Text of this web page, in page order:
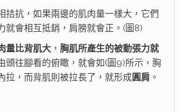
拮抗，如果兩邊的肌肉量一樣大，它們
就會相互抵銷，肩膀就會正。(圖8)
量比背肌大 ， 胸肌所產生的被動張力就
頭往腳看的俯瞰，就會如(圖9)所示，胸
拉，而背肌則被拉長了，就形成圓肩 。